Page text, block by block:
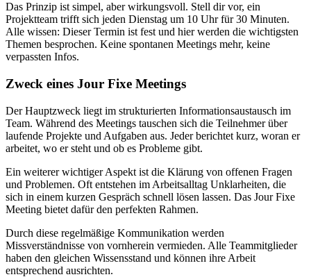
Das Prinzip ist simpel, aber wirkungsvoll. Stell dir vor, ein
Projektteam trifft sich jeden Dienstag um 10 Uhr für 30 Minuten.
Alle wissen: Dieser Termin ist fest und hier werden die wichtigsten
Themen besprochen. Keine spontanen Meetings mehr, keine
verpassten Infos.
Zweck eines Jour Fixe Meetings
Der Hauptzweck liegt im strukturierten Informationsaustausch im
Team. Während des Meetings tauschen sich die Teilnehmer über
laufende Projekte und Aufgaben aus. Jeder berichtet kurz, woran er
arbeitet, wo er steht und ob es Probleme gibt.
Ein weiterer wichtiger Aspekt ist die Klärung von offenen Fragen
und Problemen. Oft entstehen im Arbeitsalltag Unklarheiten, die
sich in einem kurzen Gespräch schnell lösen lassen. Das Jour Fixe
Meeting bietet dafür den perfekten Rahmen.
Durch diese regelmäßige Kommunikation werden
Missverständnisse von vornherein vermieden. Alle Teammitglieder
haben den gleichen Wissensstand und können ihre Arbeit
entsprechend ausrichten.